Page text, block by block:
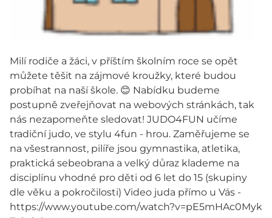
Milí rodiče a žáci, v příštím školním roce se opět
můžete těšit na zájmové kroužky, které budou
probíhat na naší škole. 😊 Nabídku budeme
postupně zveřejňovat na webových stránkách, tak
nás nezapomeňte sledovat! JUDO4FUN učíme
tradiční judo, ve stylu 4fun - hrou. Zaměřujeme se
na všestrannost, pilíře jsou gymnastika, atletika,
praktická sebeobrana a velký důraz klademe na
disciplínu vhodné pro děti od 6 let do 15 (skupiny
dle věku a pokročilosti) Video juda přímo u Vás -
https://www.youtube.com/watch?v=pE5mHAc0Myk